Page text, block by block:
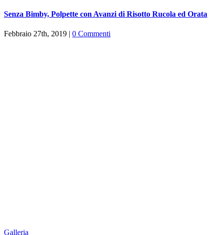
Senza Bimby, Polpette con Avanzi di Risotto Rucola ed Orata
Febbraio 27th, 2019 | 0 Commenti
Galleria